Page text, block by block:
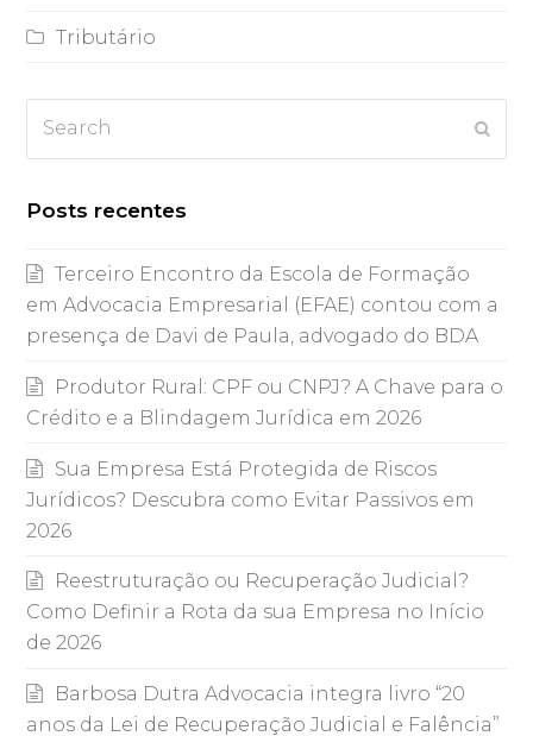
Tributário
Posts recentes
Terceiro Encontro da Escola de Formação
em Advocacia Empresarial (EFAE) contou com a
presença de Davi de Paula, advogado do BDA
Produtor Rural: CPF ou CNPJ? A Chave para o
Crédito e a Blindagem Jurídica em 2026
Sua Empresa Está Protegida de Riscos
Jurídicos? Descubra como Evitar Passivos em
2026
Reestruturação ou Recuperação Judicial?
Como Definir a Rota da sua Empresa no Início
de 2026
Barbosa Dutra Advocacia integra livro “20
anos da Lei de Recuperação Judicial e Falência”